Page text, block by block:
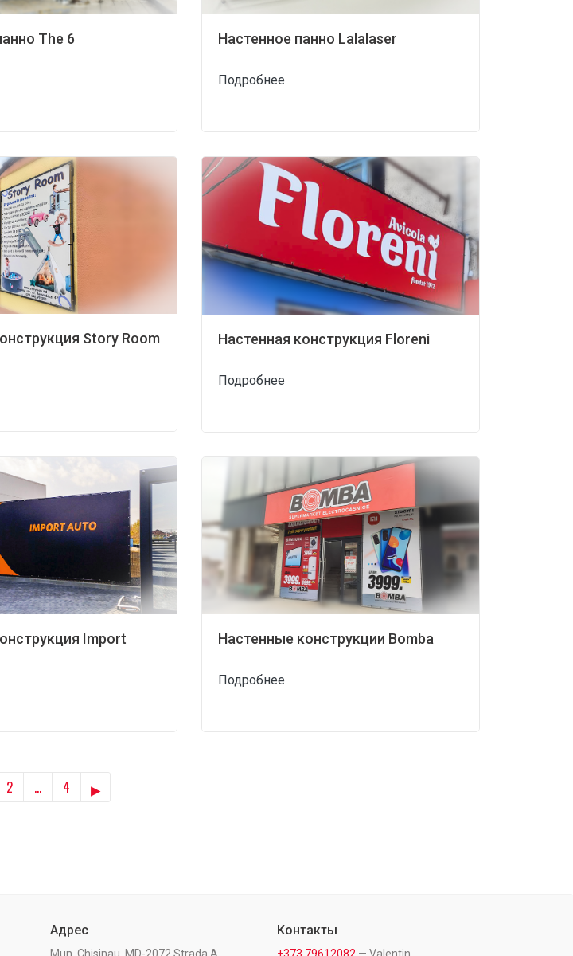
The 6 Настенное панно Lalalaser
Подробнее
Story Room Настенная конструкция Floreni
Подробнее
Import
Настенные конструкции Bomba
Подробнее
2 … 4 ▸
Адрес Контакты